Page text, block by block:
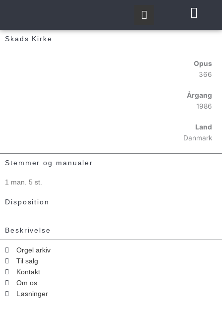
Skads Kirke
Opus
366
Årgang
1986
Land
Danmark
Stemmer og manualer
1 man. 5 st.
Disposition
Beskrivelse
Orgel arkiv
Til salg
Kontakt
Om os
Løsninger